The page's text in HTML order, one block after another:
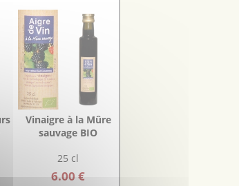
Vinaigre à la Mûre
sauvage BIO
25 cl
6.00 €